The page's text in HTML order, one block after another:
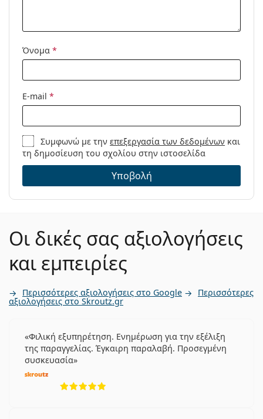
Όνομα *
E-mail *
Συμφωνώ με τηνεπεξεργασία των δεδομένων και
τη δημοσίευση του σχολίου στην ιστοσελίδα
Υποβολή
Οι δικές σας αξιολογήσεις
και εμπειρίες
Περισσότερες αξιολογήσεις στο Google Περισσότερες
αξιολογήσεις στο Skroutz.gr
Φιλική εξυπηρέτηση. Ενημέρωση για την εξέλιξη
της παραγγελίας. Έγκαιρη παραλαβή. Προσεγμένη
συσκευασία